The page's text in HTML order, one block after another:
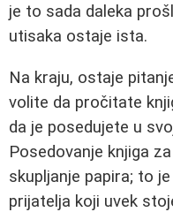
je to sada daleka
utisaka ostaje ista.
Na kraju, ostaje
volite da pročitate
da je posedujete u
Posedovanje knjiga
skupljanje papira; to
prijatelja koji uvek